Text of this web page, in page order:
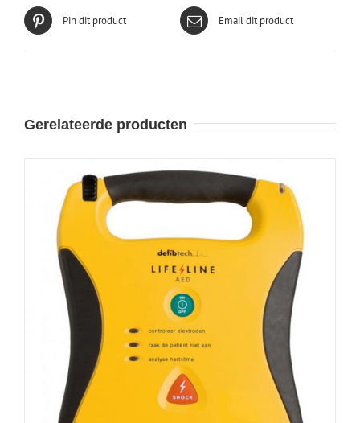
Pin dit product Email dit product
Gerelateerde producten